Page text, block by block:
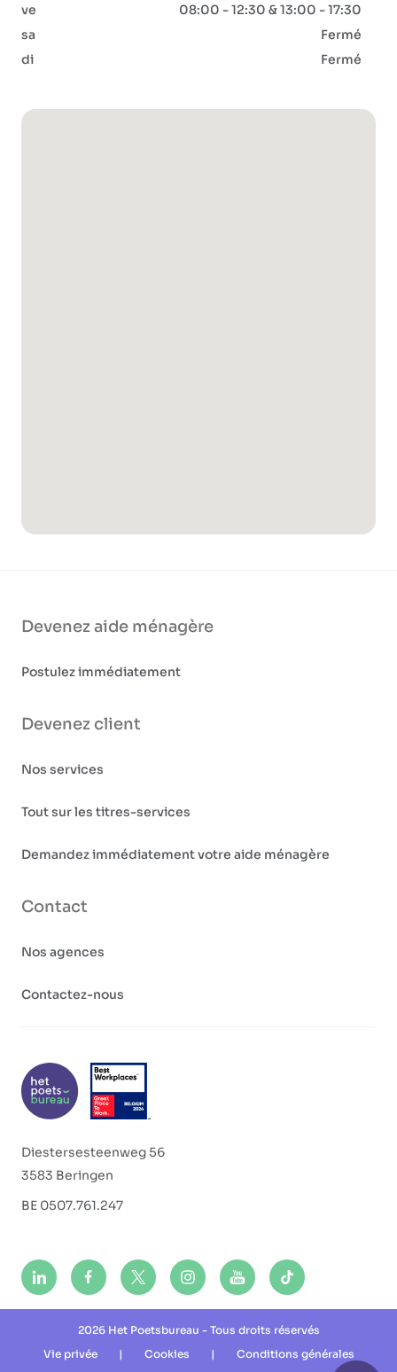
ve
08:00 - 12:30 & 13:00 - 17:30
sa
Fermé
di
Fermé
Diestersesteenweg 56
3583 Beringen
BE 0507.761.247
Devenez aide ménagère
Postulez immédiatement
Devenez client
Nos services
Tout sur les titres-services
Demandez immédiatement votre aide ménagère
Contact
Nos agences
Contactez-nous
2026 Het Poetsbureau - Tous droits réservés
Vie privée
| Cookies | Conditions générales